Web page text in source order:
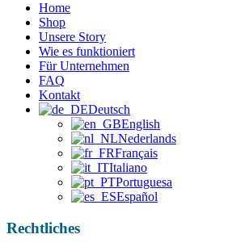
Home
Shop
Unsere Story
Wie es funktioniert
Für Unternehmen
FAQ
Kontakt
Deutsch
English
Nederlands
Français
Italiano
Portuguesa
Español
Rechtliches